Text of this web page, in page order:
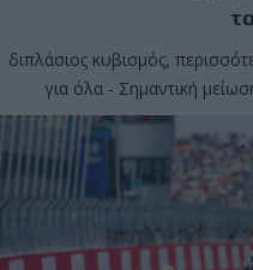
διπλάσιος κυβισμός,
για όλα - Σημαντική